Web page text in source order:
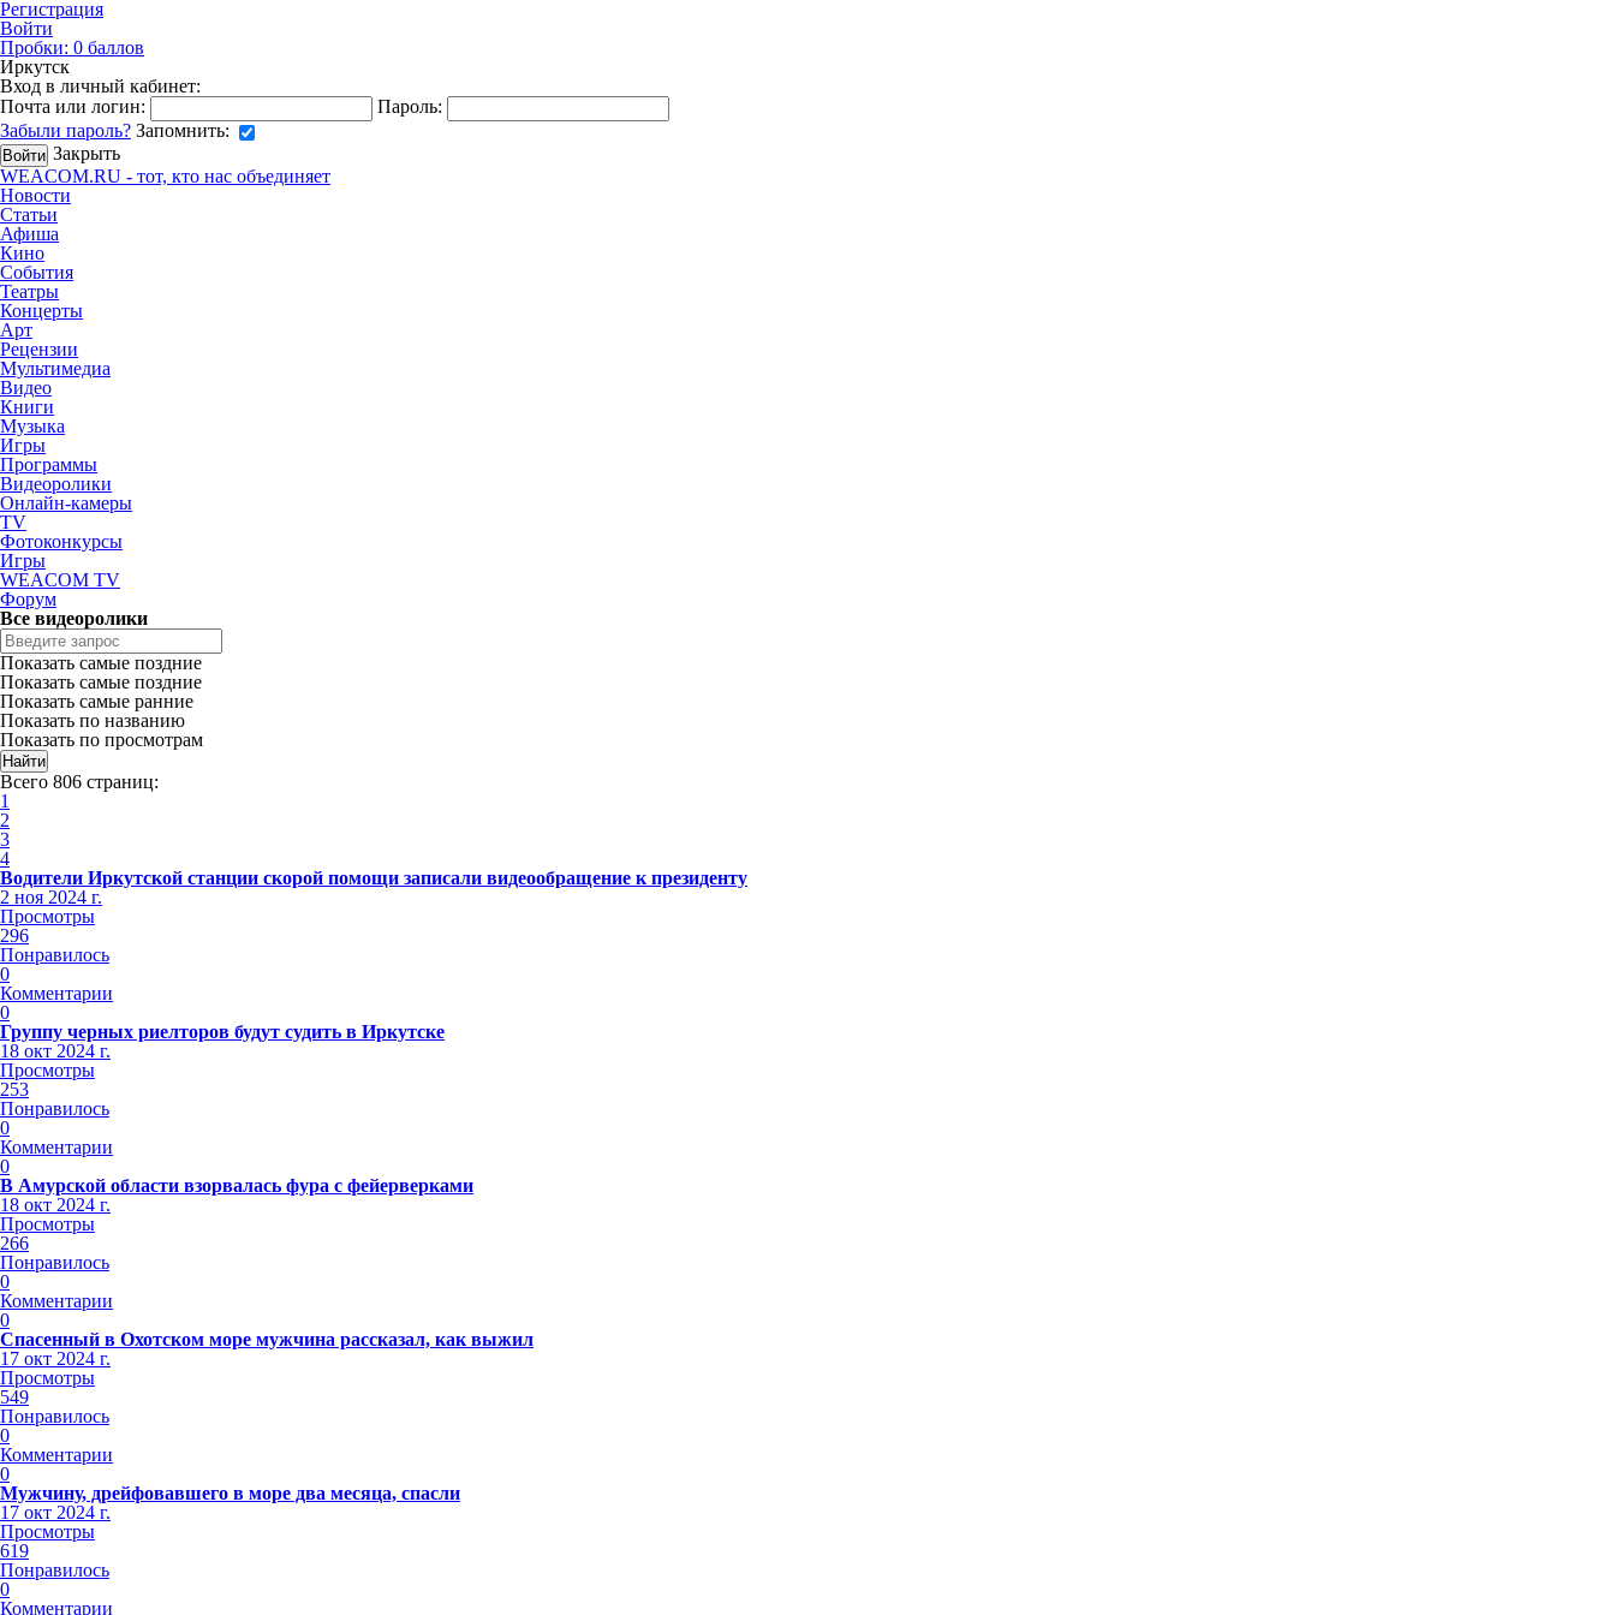
Регистрация
Войти
Пробки: 0 баллов
Иркутск
Вход в личный кабинет:
Почта или логин:
Пароль:
Забыли пароль? Запомнить:
Закрыть
WEACOM.RU - тот, кто нас объединяет
Новости
Статьи
Афиша
Кино
События
Театры
Концерты
Арт
Рецензии
Мультимедиа
Видео
Книги
Музыка
Игры
Программы
Видеоролики
Онлайн-камеры
TV
Фотоконкурсы
Игры
WEACOM TV
Форум
Все видеоролики
Показать самые поздние
Показать самые поздние
Показать самые ранние
Показать по названию
Показать по просмотрам
Всего 806 страниц:
1
2
3
4
Водители Иркутской станции скорой помощи записали видеообращение к президенту
2 ноя 2024 г.
Просмотры
296
Понравилось
0
Комментарии
0
Группу черных риелторов будут судить в Иркутске
18 окт 2024 г.
Просмотры
253
Понравилось
0
Комментарии
0
В Амурской области взорвалась фура с фейерверками
18 окт 2024 г.
Просмотры
266
Понравилось
0
Комментарии
0
Спасенный в Охотском море мужчина рассказал, как выжил
17 окт 2024 г.
Просмотры
549
Понравилось
0
Комментарии
0
Мужчину, дрейфовавшего в море два месяца, спасли
17 окт 2024 г.
Просмотры
619
Понравилось
0
Комментарии